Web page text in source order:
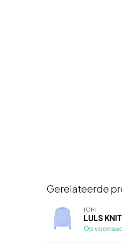
Gerelateerde
ICHI
LULS
Op